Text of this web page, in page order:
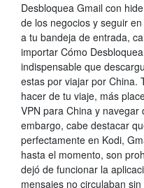
Desbloquea Gmail con
de los negocios y seguir
a tu bandeja de entrada,
importar Cómo
indispensable que
estas por viajar por China.
hacer de tu viaje, más
VPN para China y navegar
embargo, cabe destacar
perfectamente en Kodi,
hasta el momento, son
dejó de funcionar la
mensajes no circulaban